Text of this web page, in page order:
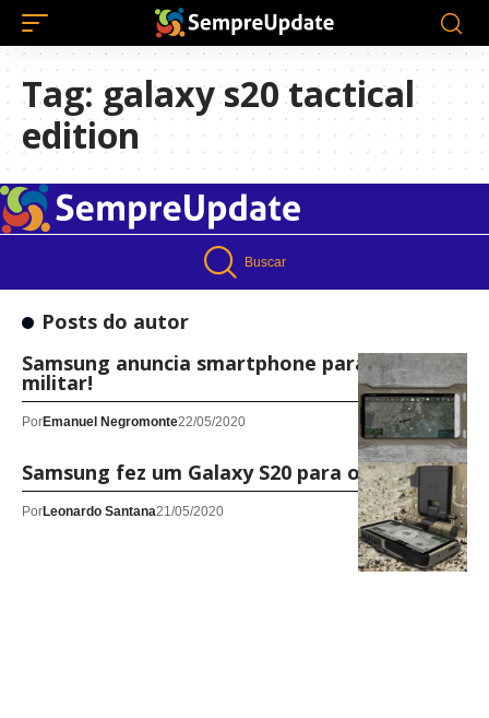
Tag: galaxy s20 tactical
edition
Buscar
Posts do autor
Samsung anuncia smartphone para uso
militar!
PorEmanuel Negromonte22/05/2020
Samsung fez um Galaxy S20 para os militares
PorLeonardo Santana21/05/2020